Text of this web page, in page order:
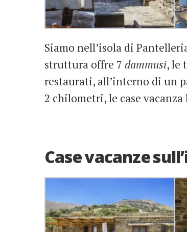
Siamo nell’isola di
struttura offre 7 dammusi, le
restaurati, all’interno di un
2 chilometri, le case
Case vacanze